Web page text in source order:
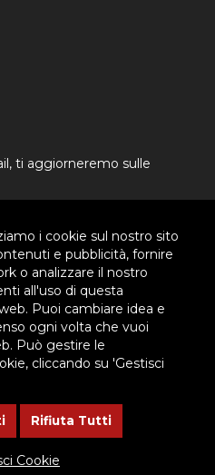
i cookie sul nostro sito
e pubblicità, fornire
o analizzare il nostro
all'uso di questa
Puoi cambiare idea e
ogni volta che vuoi
Può gestire le
cliccando su 'Gestisci
Rifiuta Tutti
Cookie
ti aggiorneremo sulle
- All rights reserved. | P.IVA
Policy - Gestisci Cookie
raccogliere dati e cookie di
utente. Per visualizzare il
sulla Cookie Policy